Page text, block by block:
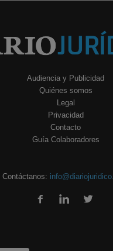
Audiencia y Publicidad
Quiénes somos
Legal
Privacidad
Contacto
Guía Colaboradores
Contáctanos: